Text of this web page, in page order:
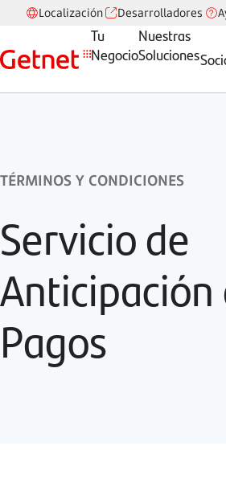
Tu
Negocio
Nuestras
Soluciones
Localización Desarrolladores
TÉRMINOS Y CONDICIONES
Servicio de
Anticipación
Pagos